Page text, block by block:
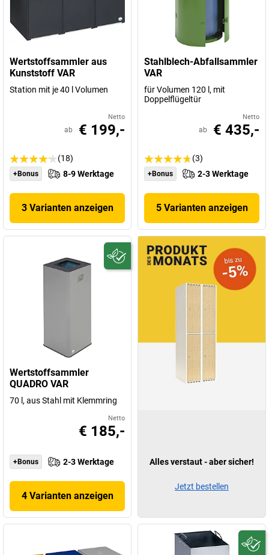
Wertstoffsammler aus
Kunststoff VAR
Station mit je 40 l Volumen
Netto
ab € 199,-
(18)
+Bonus 8-9 Werktage
3 Varianten anzeigen
Stahlblech-Abfallsammler
VAR
für Volumen 120 l, mit
Doppelflügeltür
Netto
ab € 435,-
(3)
+Bonus 2-3 Werktage
5 Varianten anzeigen
Wertstoffsammler
QUADRO VAR
70 l, aus Stahl mit Klemmring
Netto
€ 185,-
+Bonus 2-3 Werktage
4 Varianten anzeigen
Alles verstaut - aber sicher!
Jetzt bestellen